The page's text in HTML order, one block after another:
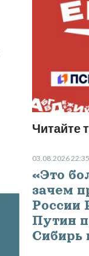
Читайте
03.08.2026 22:35
«Это
зачем
России
Путин
Сибирь